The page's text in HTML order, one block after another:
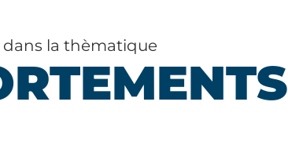
dans la thèmatique